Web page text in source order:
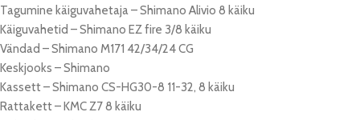
Tagumine käiguvahetaja – Shimano Alivio 8 käiku
Käiguvahetid – Shimano EZ fire 3/8 käiku
Vändad – Shimano M171 42/34/24 CG
Keskjooks – Shimano
Kassett – Shimano CS-HG30-8 11-32, 8 käiku
Rattakett – KMC Z7 8 käiku